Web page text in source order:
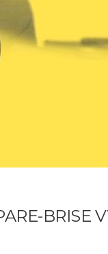
BRISE